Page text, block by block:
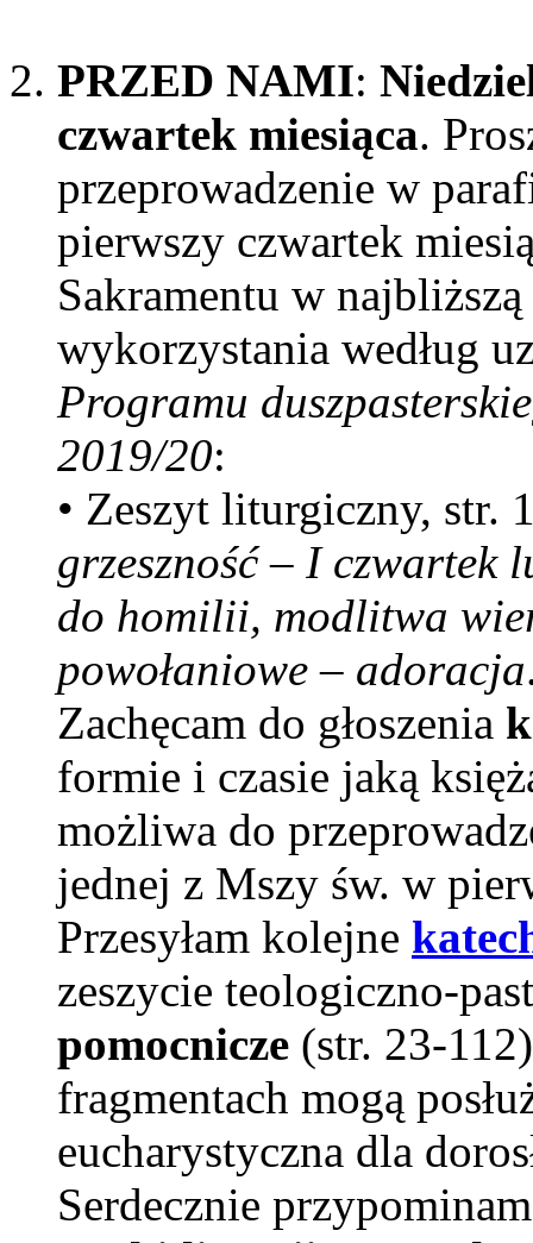
PRZED NAMI:
czwartek miesiąca.
przeprowadzenie w
pierwszy czwartek
Sakramentu w
wykorzystania według
Programu
2019/20:
• Zeszyt liturgiczny, str.
grzeszność – I czwartek
do homilii, modlitwa
powołaniowe – adoracja
Zachęcam do głoszenia
formie i czasie jaką
możliwa do
jednej z Mszy św. w
Przesyłam kolejne
zeszycie teologiczno-
pomocnicze (str. 23-
fragmentach mogą
eucharystyczna dla
Serdecznie